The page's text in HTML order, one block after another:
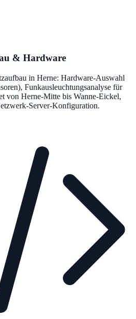
& Hardware
in Herne: Hardware-Auswahl
Funkausleuchtungsanalyse für
von Herne-Mitte bis Wanne-Eickel,
Server-Konfiguration.